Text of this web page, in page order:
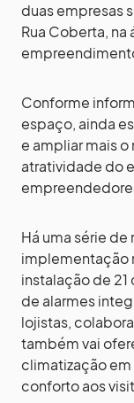
duas empresas
Rua Coberta, na
Conforme
espaço, ainda
e ampliar mais
atratividade do
Há uma série
implementação
instalação de
de alarmes
lojistas,
também vai
climatização
conforto aos